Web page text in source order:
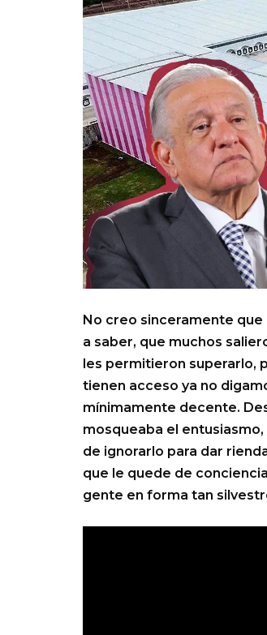
No creo sinceramente
a saber, que muchos
les permitieron superarlo,
tienen acceso ya no
mínimamente decente.
mosqueaba el
de ignorarlo para dar
que le quede de
gente en forma tan